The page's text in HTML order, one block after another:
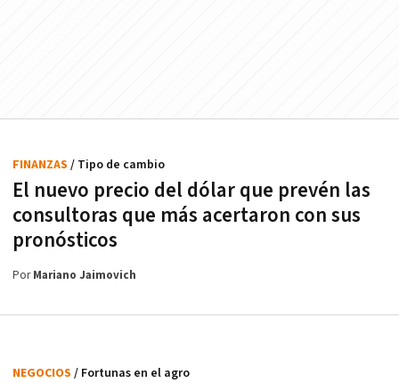
El nuevo precio del dólar que prevén las
consultoras que más acertaron con sus
pronósticos
FINANZAS / Tipo de cambio
PorMariano Jaimovich
NEGOCIOS / Fortunas en el agro